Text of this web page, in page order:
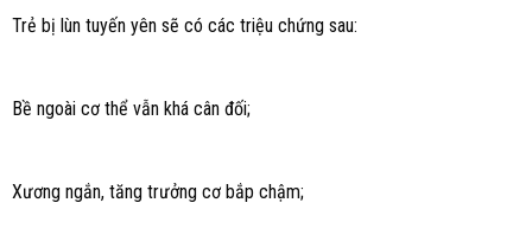
Trẻ bị lùn tuyến yên sẽ có các triệu chứng sau:
Bề ngoài cơ thể vẫn khá cân đối;
Xương ngắn, tăng trưởng cơ bắp chậm;